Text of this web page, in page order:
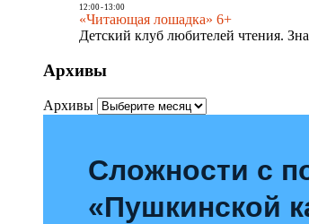
12:00- 13:00
«Читающая лошадка» 6+
Детский клуб любителей чтения.
Архивы
Архивы
Сложности с
«Пушкинской